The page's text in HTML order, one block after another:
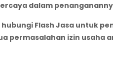
dalam
Flash Jasa untuk
permasalahan izin usaha